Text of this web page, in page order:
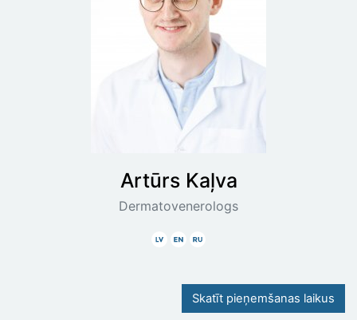
Artūrs Kaļva
Dermatovenerologs
Latviski
AngliskiKrieviski
Skatīt pieņemšanas laikus